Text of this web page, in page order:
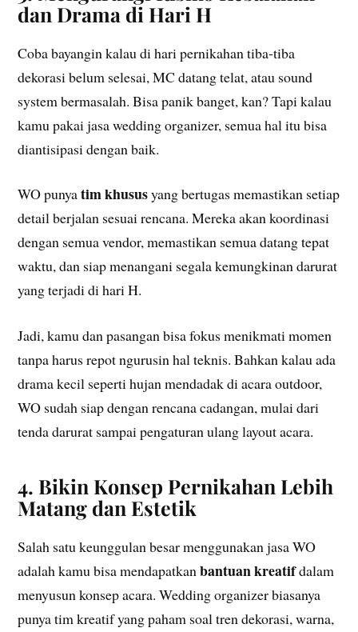
dan Drama di Hari H
Coba bayangin kalau di hari pernikahan tiba-tiba
dekorasi belum selesai, MC datang telat, atau sound
system bermasalah. Bisa panik banget, kan? Tapi kalau
kamu pakai jasa wedding organizer, semua hal itu bisa
diantisipasi dengan baik.
WO punyatim khususyang bertugas memastikan setiap
detail berjalan sesuai rencana. Mereka akan koordinasi
dengan semua vendor, memastikan semua datang tepat
waktu, dan siap menangani segala kemungkinan darurat
yang terjadi di hari H.
Jadi, kamu dan pasangan bisa fokus menikmati momen
tanpa harus repot ngurusin hal teknis. Bahkan kalau ada
drama kecil seperti hujan mendadak di acara outdoor,
WO sudah siap dengan rencana cadangan, mulai dari
tenda darurat sampai pengaturan ulang layout acara.
4. Bikin Konsep Pernikahan Lebih
Matang dan Estetik
Salah satu keunggulan besar menggunakan jasa WO
adalah kamu bisa mendapatkanbantuan kreatifdalam
menyusun konsep acara. Wedding organizer biasanya
punya tim kreatif yang paham soal tren dekorasi, warna,